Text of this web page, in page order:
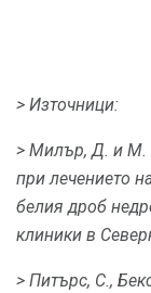
> Източници:
> Милър, Д. и М.
при лечението
белия дроб
клиники в
> Питърс, С.,